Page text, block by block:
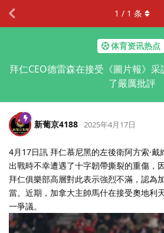
体育资讯热点
拜仁CEO德雷森在接受《圖片報》
了嚴厲批評
1 / 1 条
新葡京4188 2025年4月17日
4月17日訊 拜仁慕尼黑的左後衛阿方索·
出戰時不幸遭遇了十字韌帶撕裂的重傷，
拜仁俱樂部高層對此表示強烈不滿，認為
當。近期，加拿大主帥馬什在接受奧地利
一爭議。